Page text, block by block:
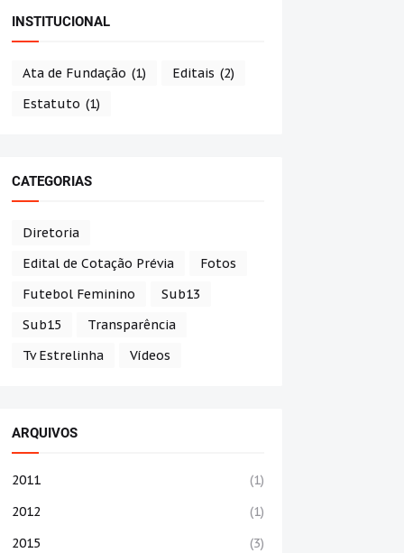
INSTITUCIONAL
Ata de Fundação (1) Editais (2)
Estatuto (1)
CATEGORIAS
Diretoria
Edital de Cotação Prévia
Fotos
Futebol Feminino
Sub13
Sub15
Transparência
Tv Estrelinha
Vídeos
ARQUIVOS
2011
(1)
2012
(1)
2015
(3)